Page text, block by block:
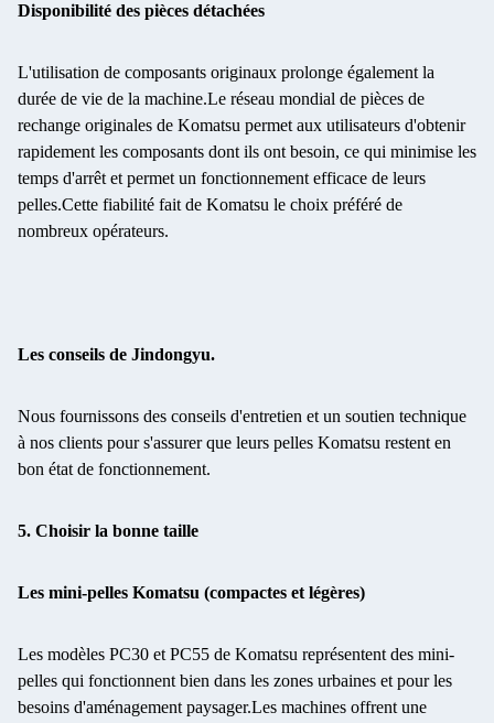
Disponibilité des pièces détachées
L'utilisation de composants originaux prolonge également la
durée de vie de la machine.Le réseau mondial de pièces de
rechange originales de Komatsu permet aux utilisateurs d'obtenir
rapidement les composants dont ils ont besoin, ce qui minimise les
temps d'arrêt et permet un fonctionnement efficace de leurs
pelles.Cette fiabilité fait de Komatsu le choix préféré de
nombreux opérateurs.
Les conseils de Jindongyu.
Nous fournissons des conseils d'entretien et un soutien technique
à nos clients pour s'assurer que leurs pelles Komatsu restent en
bon état de fonctionnement.
5. Choisir la bonne taille
Les mini-pelles Komatsu (compactes et légères)
Les modèles PC30 et PC55 de Komatsu représentent des mini-
pelles qui fonctionnent bien dans les zones urbaines et pour les
besoins d'aménagement paysager.Les machines offrent une